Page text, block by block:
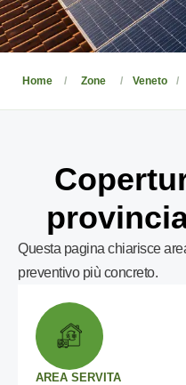
Home Zone Veneto
Questa pagina chiarisce
preventivo più concreto.
AREA SERVITA